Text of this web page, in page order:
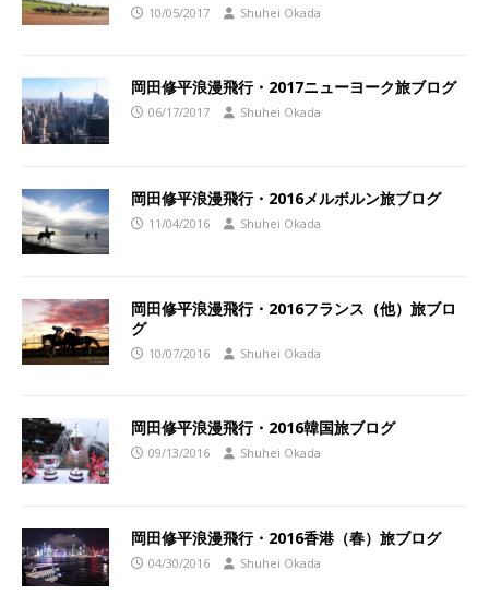
10/05/2017 Shuhei Okada
岡田修平浪漫飛行・2017ニューヨーク旅ブログ
06/17/2017 Shuhei Okada
岡田修平浪漫飛行・2016メルボルン旅ブログ
11/04/2016 Shuhei Okada
岡田修平浪漫飛行・2016フランス（他）旅ブロ
グ
10/07/2016 Shuhei Okada
岡田修平浪漫飛行・2016韓国旅ブログ
09/13/2016 Shuhei Okada
岡田修平浪漫飛行・2016香港（春）旅ブログ
04/30/2016 Shuhei Okada